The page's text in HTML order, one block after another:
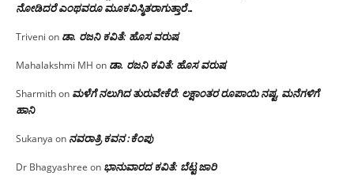
ನೋಡಿದರೆ ಎಂಥವರೂ ಮೂಕವಿಸ್ಮಿತರಾಗುತ್ತಾರೆ…
Triveni on ಡಾ. ರಜನಿ ಕವಿತೆ: ಹೊಸ ವರುಷ
Mahalakshmi MH on ಡಾ. ರಜನಿ ಕವಿತೆ: ಹೊಸ ವರುಷ
Sharmithon ಮಳೆಗೆ ನಲುಗಿದ ತುರುವೇಕೆರೆ: ಲಕ್ಷಾಂತರ ರೂಪಾಯಿ ನಷ್ಟ, ಮನೆಗಳಿಗೆ
ಹಾನಿ
Sukanya on ನವರಾತ್ರಿ ಕವನ :ಕೆಂಪು
Dr Bhagyashree on ಭಾನುವಾರದ ಕವಿತೆ: ಬೆಟ್ಟ ಜಾರಿ